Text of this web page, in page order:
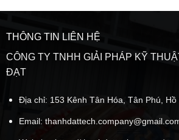
THÔNG TIN LIÊN HỆ
CÔNG TY TNHH GIẢI PHÁP KỸ
ĐẠT
Địa chỉ: 153 Kênh Tân Hóa, Tân Phú, Hồ
Email: